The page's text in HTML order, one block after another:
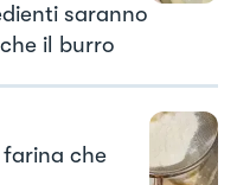
saranno
il burro
che